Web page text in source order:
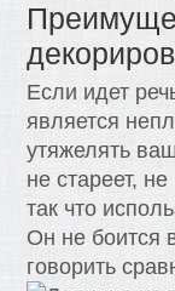
Если идет
является
утяжелять
не стареет,
так что
Он не боится
говорить